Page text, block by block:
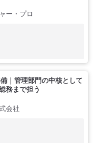
ー・プロ
｜管理部門の中核として
務まで担う
会社